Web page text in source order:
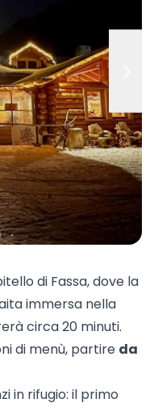
di Fassa, dove la
immersa nella
circa 20 minuti.
di menù, partire da
in rifugio: il primo